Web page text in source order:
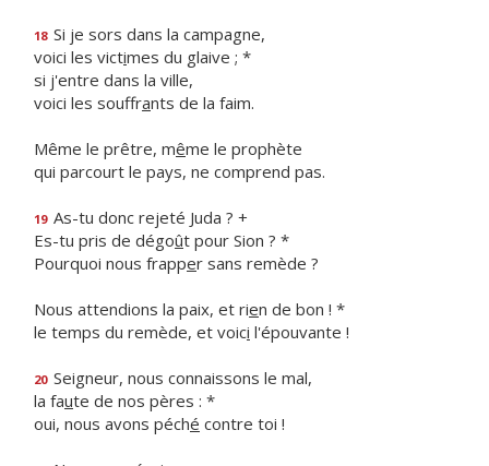
18 Si je sors dans la campagne,
voici les victimes du glaive ; *
si j'entre dans la ville,
voici les souffrants de la faim.
Même le prêtre, même le prophète
qui parcourt le pays, ne comprend pas.
19 As-tu donc rejeté Juda ? +
Es-tu pris de dégoût pour Sion ? *
Pourquoi nous frapper sans remède ?
Nous attendions la paix, et rien de bon ! *
le temps du remède, et voici l'épouvante !
20 Seigneur, nous connaissons le mal,
la faute de nos pères : *
oui, nous avons péché contre toi !